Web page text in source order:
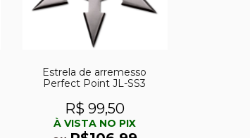
Estrela de arremesso
Perfect Point JL-SS3
R$ 99,50
À VISTA NO PIX